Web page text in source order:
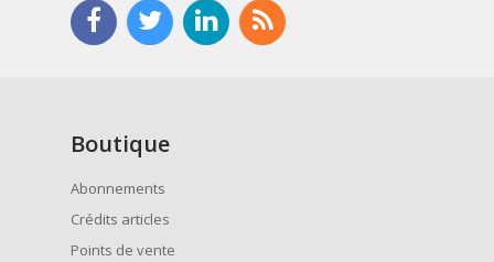
Boutique
Abonnements
Crédits articles
Points de vente